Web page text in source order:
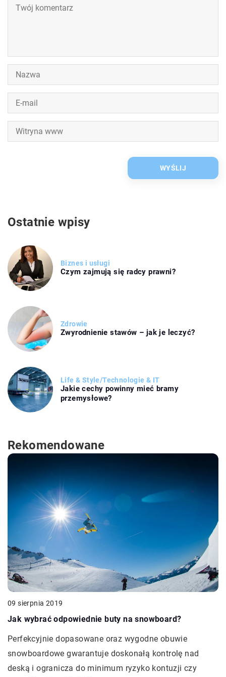
Ostatnie wpisy
Biznes i usługi
Czym zajmują się radcy prawni?
Zdrowie
Zwyrodnienie stawów – jak je leczyć?
Life & Style/Technologie & IT
Jakie cechy powinny mieć bramy
przemysłowe?
Rekomendowane
09 sierpnia 2019
Jak wybrać odpowiednie buty na snowboard?
Perfekcyjnie dopasowane oraz wygodne obuwie
snowboardowe gwarantuje doskonałą kontrolę nad
deską i ogranicza do minimum ryzyko kontuzji czy